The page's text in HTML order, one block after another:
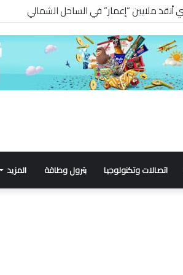
اتصالات وتكنولوجيا بترول وطاقة المزيد